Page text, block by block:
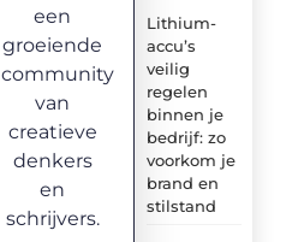
Lithium-
accu’s
veilig
regelen
binnen je
bedrijf: zo
voorkom je
brand en
stilstand
een
groeiende
community
van
creatieve
denkers
en
schrijvers.